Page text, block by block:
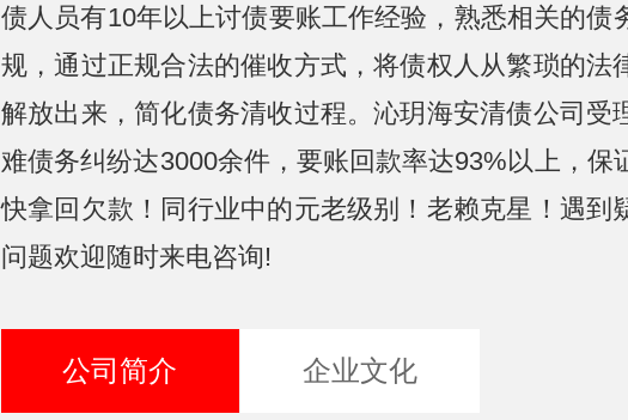
债人员有10年以上讨债要账工作经验，熟悉相关的债
规，通过正规合法的催收方式，将债权人从繁琐的法
解放出来，简化债务清收过程。沁玥海安清债公司受
难债务纠纷达3000余件，要账回款率达93%以上，保
快拿回欠款！同行业中的元老级别！老赖克星！遇到
问题欢迎随时来电咨询!
公司简介 企业文化